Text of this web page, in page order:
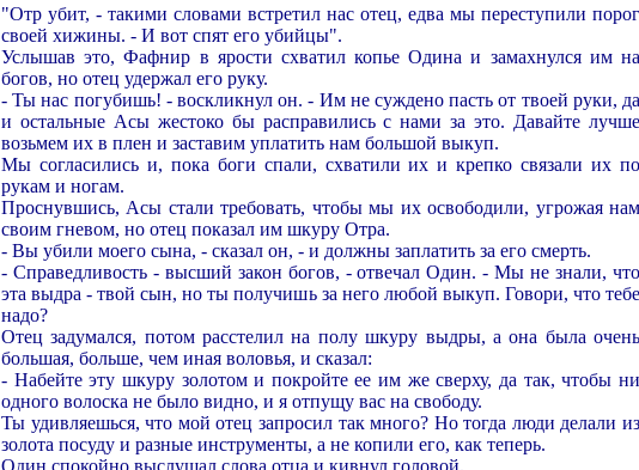
"Отр убит, - такими словами встретил нас отец, едва мы переступили порог
своей хижины. - И вот спят его убийцы".
Услышав это, Фафнир в ярости схватил копье Одина и замахнулся им на
богов, но отец удержал его руку.
- Ты нас погубишь! - воскликнул он. - Им не суждено пасть от твоей руки, да
и остальные Асы жестоко бы расправились с нами за это. Давайте лучше
возьмем их в плен и заставим уплатить нам большой выкуп.
Мы согласились и, пока боги спали, схватили их и крепко связали их по
рукам и ногам.
Проснувшись, Асы стали требовать, чтобы мы их освободили, угрожая нам
своим гневом, но отец показал им шкуру Отра.
- Вы убили моего сына, - сказал он, - и должны заплатить за его смерть.
- Справедливость - высший закон богов, - отвечал Один. - Мы не знали, что
эта выдра - твой сын, но ты получишь за него любой выкуп. Говори, что тебе
надо?
Отец задумался, потом расстелил на полу шкуру выдры, а она была очень
большая, больше, чем иная воловья, и сказал:
- Набейте эту шкуру золотом и покройте ее им же сверху, да так, чтобы ни
одного волоска не было видно, и я отпущу вас на свободу.
Ты удивляешься, что мой отец запросил так много? Но тогда люди делали из
золота посуду и разные инструменты, а не копили его, как теперь.
Один спокойно выслушал слова отца и кивнул головой.